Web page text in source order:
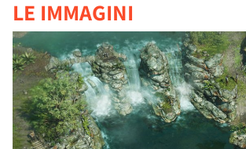
LE IMMAGINI